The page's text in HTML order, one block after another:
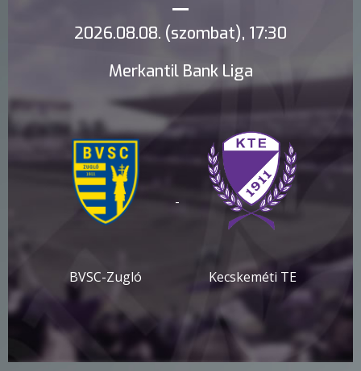
2026.08.08. (szombat), 17:30
Merkantil Bank Liga
BVSC-Zugló
-
Kecskeméti TE